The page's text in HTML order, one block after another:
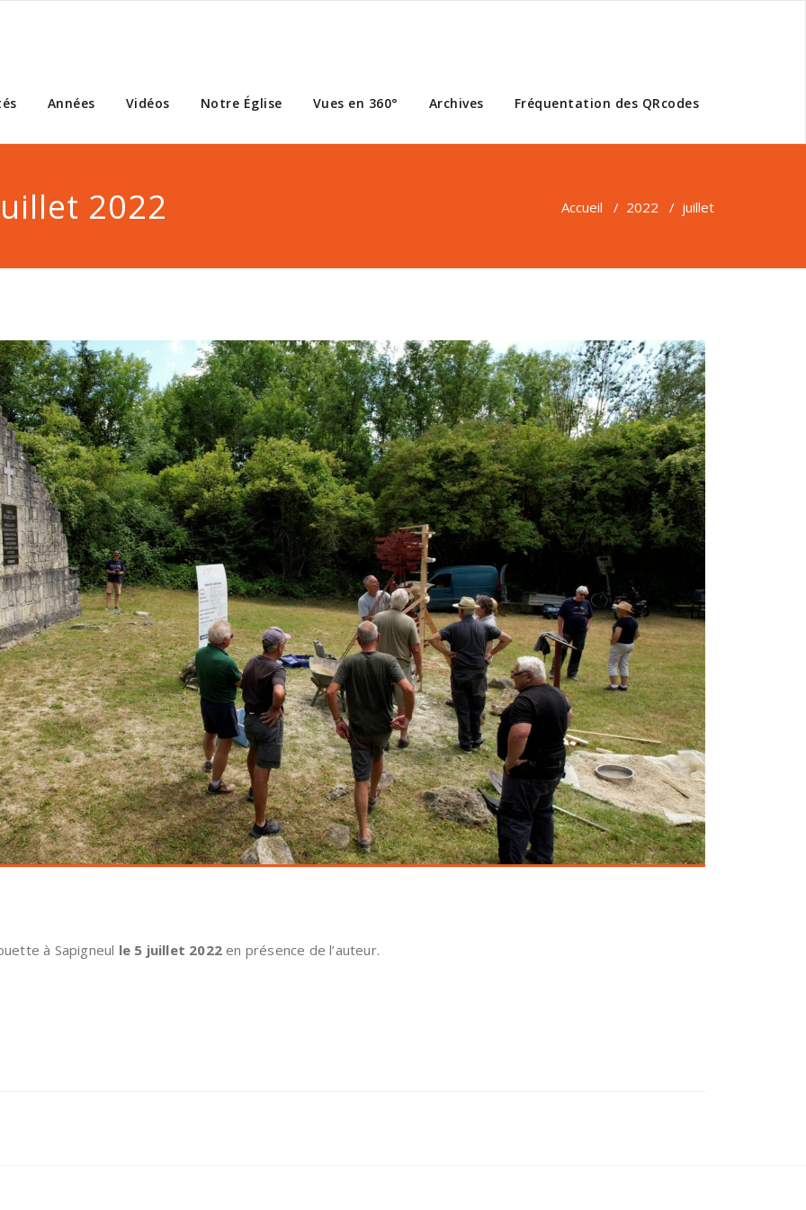
Années Vidéos Notre Église Vues en 360° Archives Fréquentation des QRcodes
2022 Accueil / 2022 / juillet
à Sapigneul le 5 juillet 2022en présence de l’auteur.